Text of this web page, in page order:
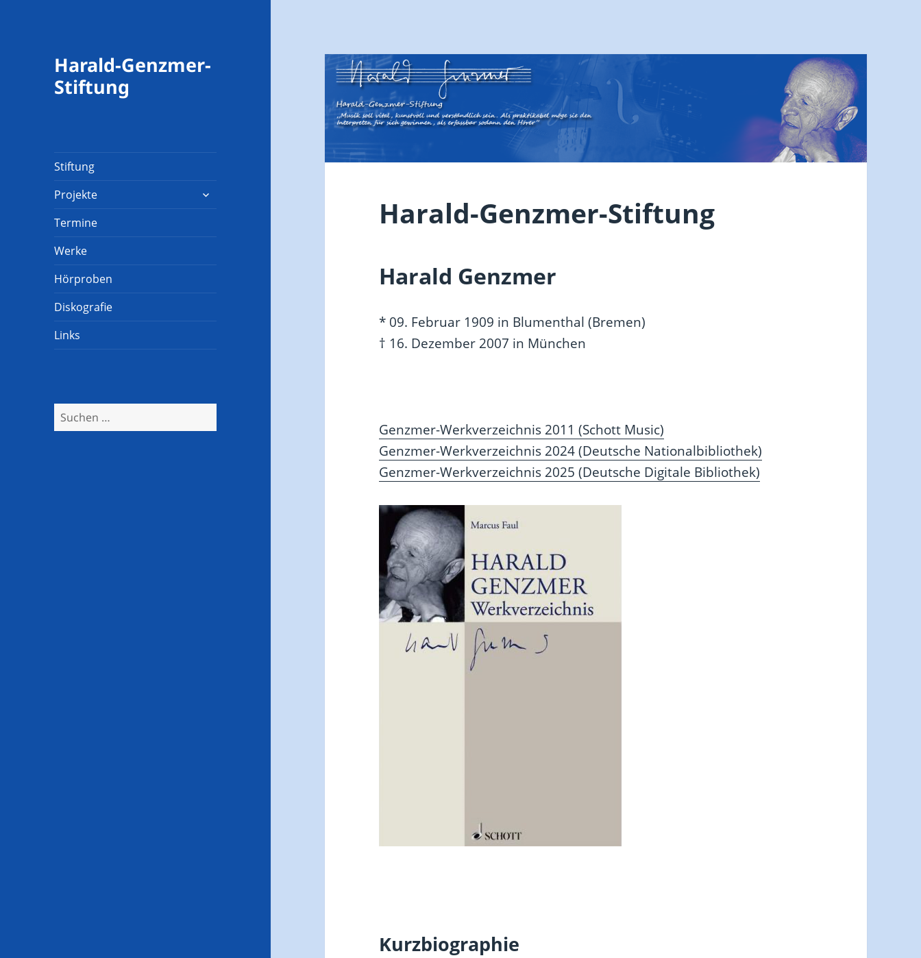
Harald-Genzmer-
Stiftung
Stiftung
Projekte
untermenü
öffnen
Termine
Werke
Hörproben
Diskografie
Links
Suchen
nach:
Harald-Genzmer-Stiftung
Harald Genzmer
* 09. Februar 1909 in Blumenthal (Bremen)
† 16. Dezember 2007 in München
Genzmer-Werkverzeichnis 2011 (Schott Music)
Genzmer-Werkverzeichnis 2024 (Deutsche Nationalbibliothek)
Genzmer-Werkverzeichnis 2025 (Deutsche Digitale Bibliothek)
Kurzbiographie